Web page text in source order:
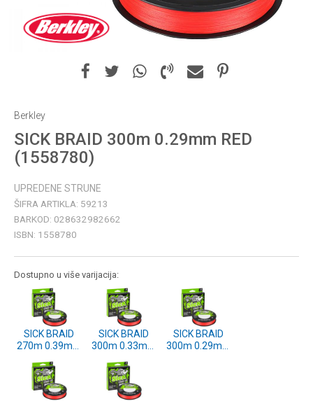
Berkley
SICK BRAID 300m 0.29mm RED
(1558780)
UPREDENE STRUNE
ŠIFRA ARTIKLA: 59213
BARKOD: 028632982662
ISBN: 1558780
Dostupno u više varijacija:
SICK BRAID
270m 0.39mm
SICK BRAID
300m 0.33mm
SICK BRAID
300m 0.29mm